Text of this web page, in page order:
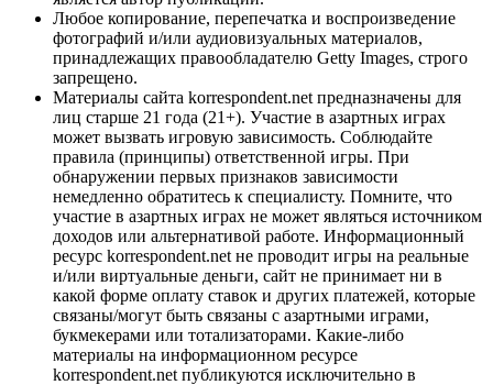
Любое копирование, перепечатка и воспроизведение
фотографий и/или аудиовизуальных материалов,
принадлежащих правообладателю Getty Images, строго
запрещено.
Материалы сайта korrespondent.net предназначены для
лиц старше 21 года (21+). Участие в азартных играх
может вызвать игровую зависимость. Соблюдайте
правила (принципы) ответственной игры. При
обнаружении первых признаков зависимости
немедленно обратитесь к специалисту. Помните, что
участие в азартных играх не может являться источником
доходов или альтернативой работе. Информационный
ресурс korrespondent.net не проводит игры на реальные
и/или виртуальные деньги, сайт не принимает ни в
какой форме оплату ставок и других платежей, которые
связаны/могут быть связаны с азартными играми,
букмекерами или тотализаторами. Какие-либо
материалы на информационном ресурсе
korrespondent.net публикуются исключительно в